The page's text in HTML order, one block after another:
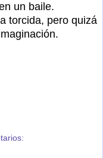
un baile.
pero quizá